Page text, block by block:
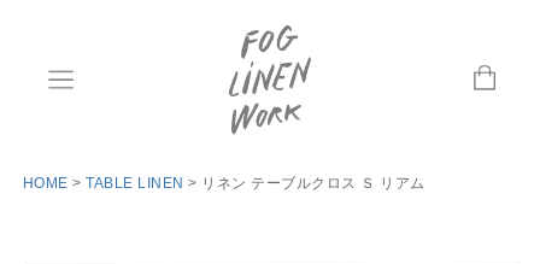
HOME TABLE LINEN リネン テーブルクロス Ｓ リアム